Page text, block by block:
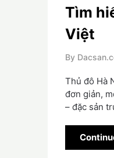
Tìm
Việt
By
Thủ đô Hà
đơn giản,
– đặc sản